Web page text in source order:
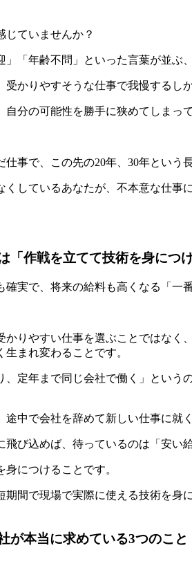
じていませんか？
「年齢不問」といった言葉が並ぶ
かりやすそうな仕事で我慢するし
分の可能性を勝手に狭めてしまっ
事で、この先の20年、30年とい
しているあなたが、不本意な仕
「作戦を立てて技術を身につ
実で、将来の給料も高くなる「一
りやすい仕事を選ぶことではな
まれ変わることです。
定年まで同じ会社で働く」とい
中で会社を辞めて新しい仕事に
び込めば、待っているのは「安い
につけることです。
間で現場で実際に使える技術を
が本当に求めている3つのこと